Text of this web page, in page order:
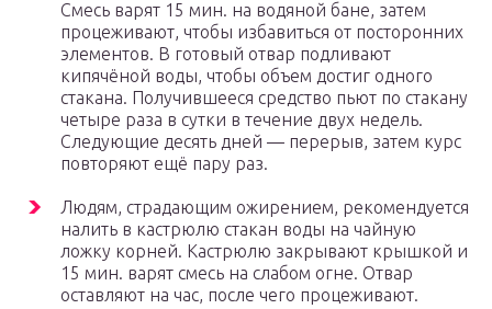
Смесь варят 15 мин. на водяной бане, затем
процеживают, чтобы избавиться от посторонних
элементов. В готовый отвар подливают
кипячёной воды, чтобы объем достиг одного
стакана. Получившееся средство пьют по стакану
четыре раза в сутки в течение двух недель.
Следующие десять дней — перерыв, затем курс
повторяют ещё пару раз.
Людям, страдающим ожирением, рекомендуется
налить в кастрюлю стакан воды на чайную
ложку корней. Кастрюлю закрывают крышкой и
15 мин. варят смесь на слабом огне. Отвар
оставляют на час, после чего процеживают.